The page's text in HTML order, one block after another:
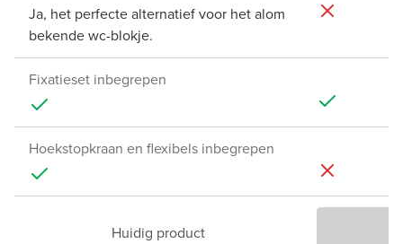
Ja, het perfecte alternatief voor het alom
bekende wc-blokje.
Fixatieset inbegrepen
Hoekstopkraan en flexibels inbegrepen
Huidig product